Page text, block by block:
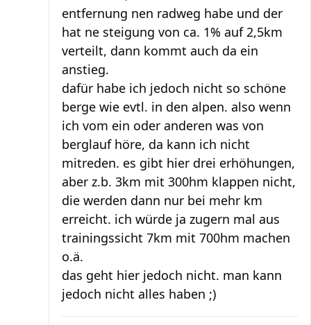
entfernung nen radweg habe und der
hat ne steigung von ca. 1% auf 2,5km
verteilt, dann kommt auch da ein
anstieg.
dafür habe ich jedoch nicht so schöne
berge wie evtl. in den alpen. also wenn
ich vom ein oder anderen was von
berglauf höre, da kann ich nicht
mitreden. es gibt hier drei erhöhungen,
aber z.b. 3km mit 300hm klappen nicht,
die werden dann nur bei mehr km
erreicht. ich würde ja zugern mal aus
trainingssicht 7km mit 700hm machen
o.ä.
das geht hier jedoch nicht. man kann
jedoch nicht alles haben ;)